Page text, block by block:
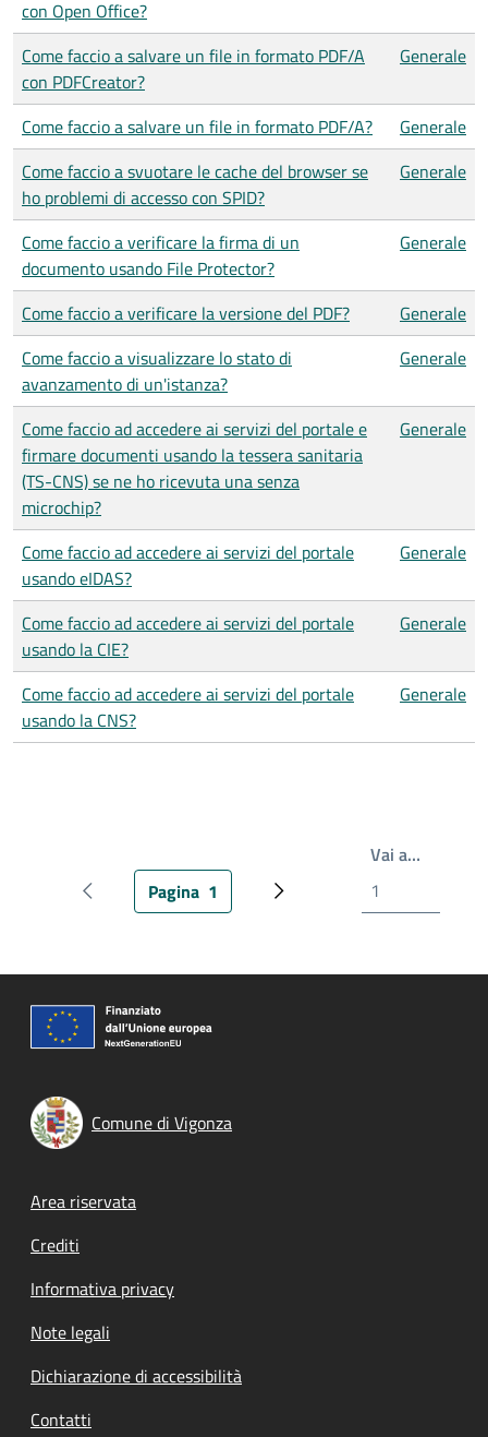
con Open Office?
Come faccio a salvare un file in formato PDF/A
con PDFCreator?
Generale
Come faccio a salvare un file in formato PDF/A?
Generale
Come faccio a svuotare le cache del browser se
ho problemi di accesso con SPID?
Generale
Come faccio a verificare la firma di un
documento usando File Protector?
Generale
Come faccio a verificare la versione del PDF?
Generale
Come faccio a visualizzare lo stato di
avanzamento di un'istanza?
Generale
Come faccio ad accedere ai servizi del portale e
firmare documenti usando la tessera sanitaria
(TS-CNS) se ne ho ricevuta una senza
microchip?
Generale
Come faccio ad accedere ai servizi del portale
usando eIDAS?
Generale
Come faccio ad accedere ai servizi del portale
usando la CIE?
Generale
Come faccio ad accedere ai servizi del portale
usando la CNS?
Generale
Pagina precedentePagina attuale
Pagina 1 Prossima pagina
Vai a…
Comune di Vigonza
Footer menu
Area riservata
Crediti
Informativa privacy
Note legali
Dichiarazione di accessibilità
Contatti